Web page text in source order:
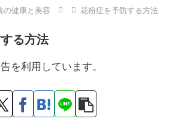
の健康と美容 花粉症を予防する方法
る方法
を利用しています。